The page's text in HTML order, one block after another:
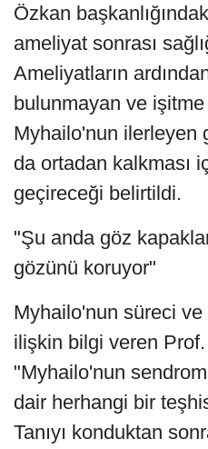
Özkan
ameliyat sonrası
Ameliyatların
bulunmayan ve işitme
Myhailo'nun ilerleyen
da ortadan kalkması
geçireceği belirtildi.
"Şu anda göz
gözünü koruyor"
Myhailo'nun süreci ve
ilişkin bilgi veren
"Myhailo'nun
dair herhangi bir
Tanıyı konduktan